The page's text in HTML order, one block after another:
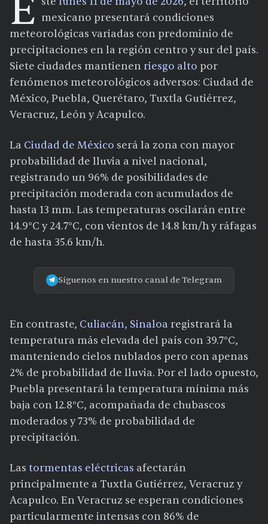
E mexicano presentará condiciones
meteorológicas variadas con predominio de
precipitaciones en la región centro y sur del país.
Siete ciudades mantienen riesgo alto por
fenómenos meteorológicos adversos: Ciudad de
México, Puebla, Querétaro, Tuxtla Gutiérrez,
Veracruz, León y Acapulco.
La Ciudad de México será la zona con mayor
probabilidad de lluvia a nivel nacional,
registrando un 96% de posibilidades de
precipitación moderada con acumulados de
hasta 13 mm. Las temperaturas oscilarán entre
14.9°C y 24.7°C, con vientos de 14.8 km/h y ráfagas
de hasta 35.6 km/h.
Síguenos en nuestro canal de Telegram
En contraste, Culiacán, Sinaloa registrará la
temperatura más elevada del país con 39.7°C,
manteniendo cielos nublados pero con apenas
2% de probabilidad de lluvia. Por el lado opuesto,
Puebla presentará la temperatura mínima más
baja con 12.8°C, acompañada de chubascos
moderados y 73% de probabilidad de
precipitación.
Las tormentas eléctricas afectarán
principalmente a Tuxtla Gutiérrez, Veracruz y
Acapulco. En Veracruz se esperan condiciones
particularmente intensas con 86% de